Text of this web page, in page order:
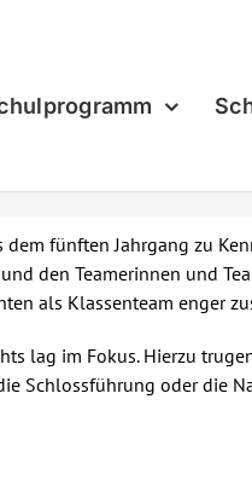
fünften Jahrgang zu
den Teamerinnen und
als Klassenteam enger
lag im Fokus. Hierzu
Schlossführung oder die